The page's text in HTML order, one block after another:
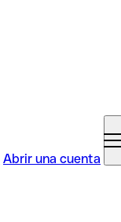
Abrir una cuenta